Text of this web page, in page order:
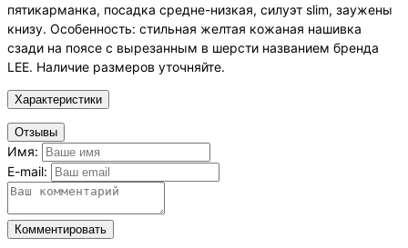
пятикарманка, посадка средне-низкая, силуэт slim, заужены
книзу. Особенность: стильная желтая кожаная нашивка
сзади на поясе с вырезанным в шерсти названием бренда
LEE. Наличие размеров уточняйте.
Характеристики
Отзывы
Имя:
E-mail:
Комментировать